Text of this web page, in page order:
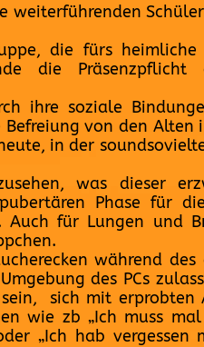
weiterführenden
die fürs heimliche
die Präsenzpflicht
ihre soziale
von den Alten
in der
was dieser
Phase für
für Lungen und
während
des PCs
sich mit erprobten
wie zb „Ich muss
„Ich hab vergessen